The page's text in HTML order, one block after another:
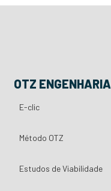
OTZ ENGENHARIA
E-clic
Método OTZ
Estudos de Viabilidade